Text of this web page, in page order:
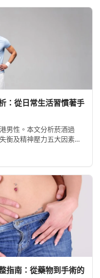
：從日常生活習慣著手
男性。本文分析菸酒過
衡及精神壓力五大因素如
指南：從藥物到手術的